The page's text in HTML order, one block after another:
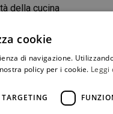
della cucina
Baglio del
Agrigento, e
cookie
di navigazione.
policy per i cookie. Leggi
TARGETING